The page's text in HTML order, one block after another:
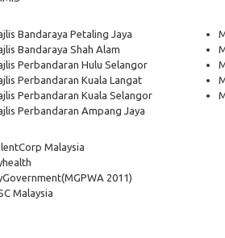
Bandaraya Petaling Jaya
Bandaraya Shah Alam
Perbandaran Hulu Selangor
Perbandaran Kuala Langat
Perbandaran Kuala Selangor
Perbandaran Ampang Jaya
Malaysia
(MGPWA 2011)
Malaysia